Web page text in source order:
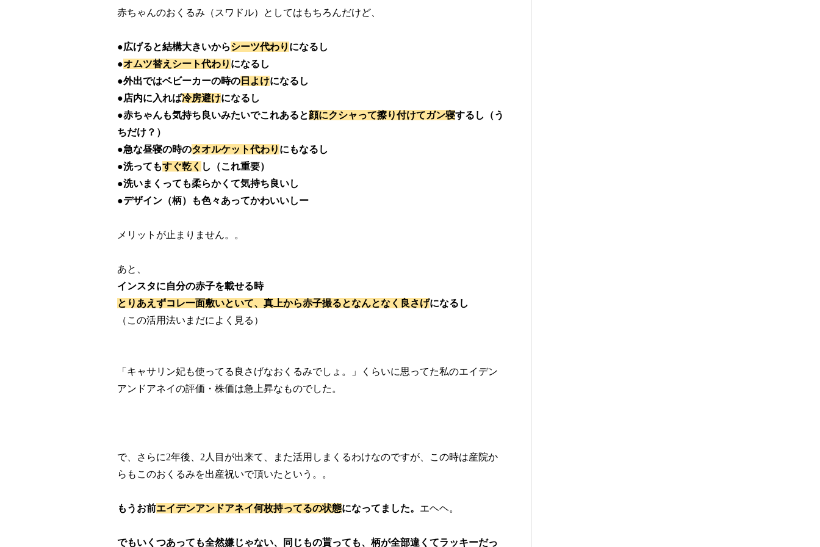
赤ちゃんのおくるみ（スワドル）としてはもちろんだけど、
●広げると結構大きいからシーツ代わり になるし
●オムツ替えシート代わり になるし
●外出ではベビーカーの時の 日よけになるし
●店内に入れば冷房避けになるし
●赤ちゃんも気持ち良いみたいでこれあると顔にクシャって擦り付けてガン寝するし（う
ちだけ？）
●急な昼寝の時のタオルケット代わり にもなるし
●洗ってもすぐ乾く し（これ重要）
●洗いまくっても柔らかくて気持ち良いし
●デザイン（柄）も色々あってかわいいしー
メリットが止まりません。。
あと、
インスタに自分の赤子を載せる時
とりあえずコレ一面敷いといて、真上から赤子撮るとなんとなく良さげになるし
（この活用法いまだによく見る）
「キャサリン妃も使ってる良さげなおくるみでしょ。」くらいに思ってた私のエイデン
アンドアネイの評価・株価は急上昇なものでした。
で、さらに2年後、2人目が出来て、また活用しまくるわけなのですが、この時は産院か
らもこのおくるみを出産祝いで頂いたという。。
もうお前エイデンアンドアネイ何枚持ってるの状態になってました。 エヘヘ。
でもいくつあっても全然嫌じゃない、同じもの貰っても、柄が全部違くてラッキーだっ